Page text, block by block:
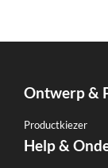
Ontwerp &
Productkiezer
Help &